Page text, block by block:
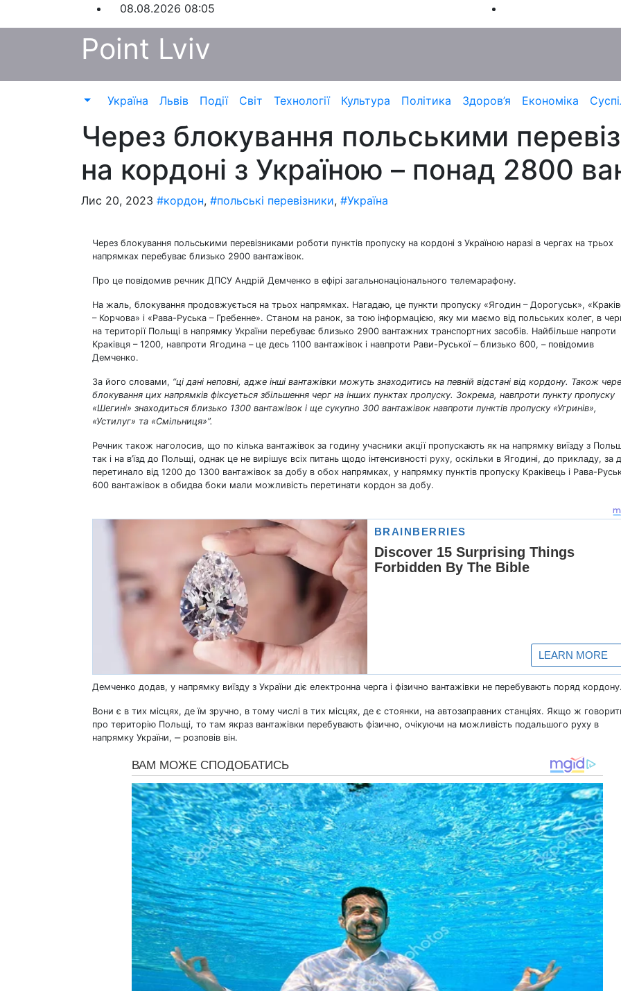
до
08.08.2026 08:05
Point Lviv
Україна Львів Події Світ Технології Культура Політика Здоров’я Економіка
Через блокування польськими
на кордоні з Україною – понад 2800
Лис 20, 2023 #кордон, #польські перевізники, #Україна
Через блокування польськими перевізниками роботи пунктів пропуску на кордоні з Україною наразі в чергах на трьох
напрямках перебуває близько 2900 вантажівок.
Про це повідомив речник ДПСУ Андрій Демченко в ефірі загальнонаціонального телемарафону.
На жаль, блокування продовжується на трьох напрямках. Нагадаю, це пункти пропуску «Ягодин – Дорогуськ»,
– Корчова» і «Рава-Руська – Гребенне». Станом на ранок, за тою інформацією, яку ми маємо від польських колег, в
на території Польщі в напрямку України перебуває близько 2900 вантажних транспортних засобів. Найбільше напроти
Краківця – 1200, навпроти Ягодина – це десь 1100 вантажівок і навпроти Рави-Руської – близько 600, – повідомив
Демченко.
За його словами, “ці дані неповні, адже інші вантажівки можуть знаходитись на певній відстані від кордону. Також
блокування цих напрямків фіксується збільшення черг на інших пунктах пропуску. Зокрема, навпроти пункту пропуску
«Шегині» знаходиться близько 1300 вантажівок і ще сукупно 300 вантажівок навпроти пунктів пропуску «Угринів»,
«Устилуг» та «Смільниця»”.
Речник також наголосив, що по кілька вантажівок за годину учасники акції пропускають як на напрямку виїзду з
так і на в’їзд до Польщі, однак це не вирішує всіх питань щодо інтенсивності руху, оскільки в Ягодині, до прикладу, за
перетинало від 1200 до 1300 вантажівок за добу в обох напрямках, у напрямку пунктів пропуску Краківець і Рава-
600 вантажівок в обидва боки мали можливість перетинати кордон за добу.
Демченко додав, у напрямку виїзду з України діє електронна черга і фізично вантажівки не перебувають поряд
Вони є в тих місцях, де їм зручно, в тому числі в тих місцях, де є стоянки, на автозаправних станціях. Якщо ж
про територію Польщі, то там якраз вантажівки перебувають фізично, очікуючи на можливість подальшого руху в
напрямку України, ‒ розповів він.